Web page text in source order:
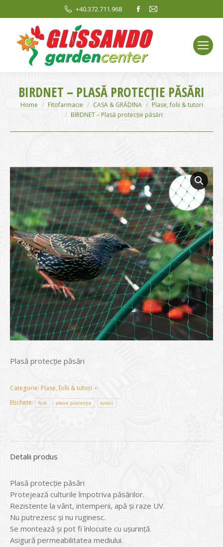
+40.372.711.968
Facebook
opens
in
new
window
Mail
window
BIRDNET – PLASĂ PROTECȚIE PĂSĂRI
You are here:
Home Fitofarmacie CASA & GRĂDINA
Plase, folii & tutori
BIRDNET – Plasă protecție păsări
Plasă protecție păsări
Categorie: Plase, folii & tutori
Etichete:
folii plase protecție tutori
Detalii produs
Plasă protecție păsări
Protejează culturile împotriva păsărilor.
Rezistente la vânt, intemperii, apă și raze UV.
Nu putrezesc și nu ruginesc.
Se montează și pot fi înlocuite cu ușurință.
Asigură permeabilitatea mediului.